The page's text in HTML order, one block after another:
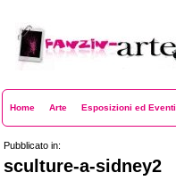
Home Arte Esposizioni ed Eventi
Pubblicato in:
sculture-a-sidney2